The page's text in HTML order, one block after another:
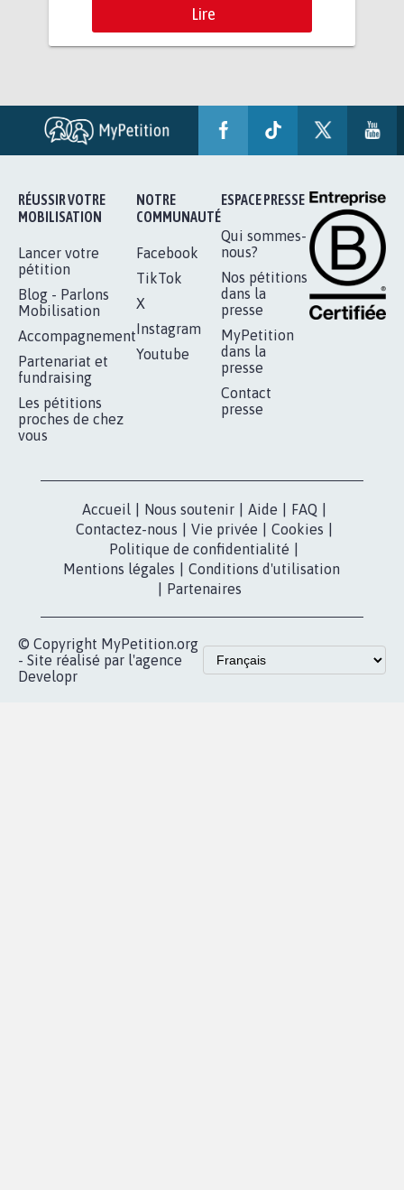
Lire
RÉUSSIR VOTRE
MOBILISATION
Lancer votre
pétition
Blog - Parlons
Mobilisation
Accompagnement
Partenariat et
fundraising
Les pétitions
proches de chez
vous
NOTRE
COMMUNAUTÉ
Facebook
TikTok
X
Instagram
Youtube
ESPACE PRESSE
Qui sommes-
nous?
Nos pétitions
dans la
presse
MyPetition
dans la
presse
Contact
presse
Accueil Nous soutenir Aide FAQ
Contactez-nous
Vie privée Cookies
Politique de confidentialité
Mentions légales
Conditions d'utilisation
Partenaires
© Copyright MyPetition.org
- Site réalisé par l'agence
Developr